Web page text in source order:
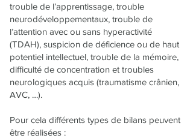
trouble de l’apprentissage, trouble
neurodéveloppementaux, trouble de
l’attention avec ou sans hyperactivité
(TDAH), suspicion de déficience ou de haut
potentiel intellectuel, trouble de la mémoire,
difficulté de concentration et troubles
neurologiques acquis (traumatisme crânien,
AVC, …).
Pour cela différents types de bilans peuvent
être réalisées :